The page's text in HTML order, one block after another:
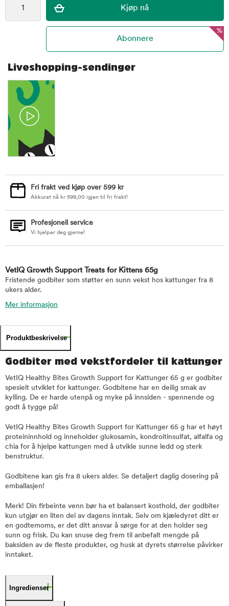
%
Liveshopping-sendinger
Fri frakt ved kjøp over 599 kr
Akkurat nå kr 599,00 igjen til fri frakt!
Profesjonell service
Vi hjelper deg gjerne!
VetIQ Growth Support Treats for Kittens 65g
Fristende godbiter som støtter en sunn vekst hos kattunger fra 8
ukers alder.
Mer informasjon
Produktbeskrivelse
Godbiter med vekstfordeler til kattunger
VetIQ Healthy Bites Growth Support for Kattunger 65 g er godbiter
spesielt utviklet for kattunger. Godbitene har en deilig smak av
kylling. De er harde utenpå og myke på innsiden - spennende og
godt å tygge på!
VetIQ Healthy Bites Growth Support for Kattunger 65 g har et høyt
proteininnhold og inneholder glukosamin, kondroitinsulfat, alfalfa og
chia for å hjelpe kattungen med å utvikle sunne ledd og sterk
benstruktur.
Godbitene kan gis fra 8 ukers alder. Se detaljert daglig dosering på
emballasjen!
Merk! Din firbeinte venn bør ha et balansert kosthold, der godbiter
kun utgjør en liten del av dagens inntak. Selv om kjæledyret ditt er
en godtemoms, er det ditt ansvar å sørge for at den holder seg
sunn og frisk. Du kan snuse deg frem til anbefalt mengde på
baksiden av de fleste produkter, og husk at dyrets størrelse påvirker
inntaket.
Ingredienser